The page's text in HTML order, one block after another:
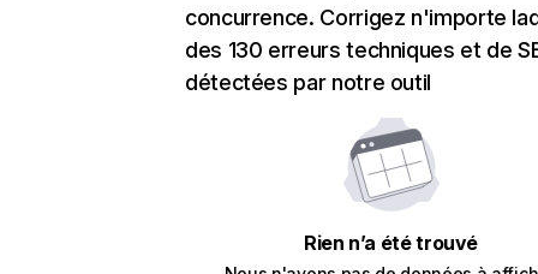
concurrence. Corrigez n'importe
des 130 erreurs techniques et de
détectées par notre outil
Rien n’a été trouvé